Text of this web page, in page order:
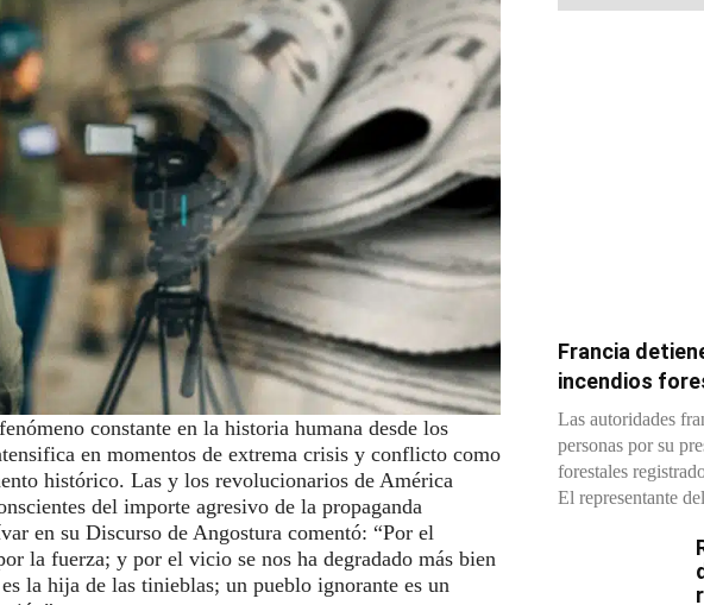
constante en la historia humana desde los
en momentos de extrema crisis y conflicto como
histórico. Las y los revolucionarios de América
del importe agresivo de la propaganda
en su Discurso de Angostura comentó: “Por el
la fuerza; y por el vicio se nos ha degradado más bien
la hija de las tinieblas; un pueblo ignorante es un
Francia
incendios
Las autoridades
personas por su
forestales
El representante